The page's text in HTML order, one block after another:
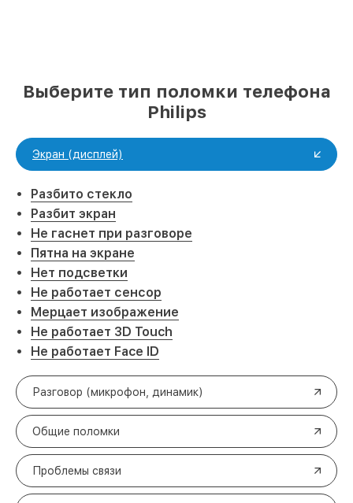
Выберите тип поломки телефона
Philips
Экран (дисплей)
Разбито стекло
Разбит экран
Не гаснет при разговоре
Пятна на экране
Нет подсветки
Не работает сенсор
Мерцает изображение
Не работает 3D Touch
Не работает Face ID
Разговор (микрофон, динамик)
Общие поломки
Проблемы связи